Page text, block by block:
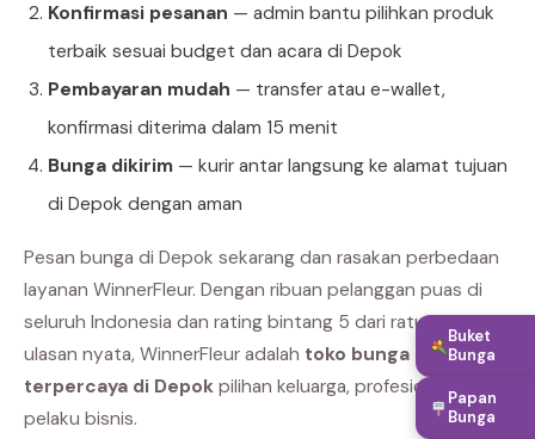
Konfirmasi pesanan — admin bantu pilihkan produk
terbaik sesuai budget dan acara di Depok
Pembayaran mudah — transfer atau e-wallet,
konfirmasi diterima dalam 15 menit
Bunga dikirim — kurir antar langsung ke alamat tujuan
di Depok dengan aman
Pesan bunga di Depok sekarang dan rasakan perbedaan
layanan WinnerFleur. Dengan ribuan pelanggan puas di
seluruh Indonesia dan rating bintang 5 dari ratusan
ulasan nyata, WinnerFleur adalah toko bunga online
terpercaya di Depok pilihan keluarga, profesional, dan
pelaku bisnis.
Buket
Bunga
Papan
Bunga